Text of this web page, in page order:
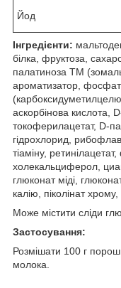
Йод
Інгредієнти:
білка, фруктоза,
палатиноза TM
ароматизатор, фосфат
аскорбінова кислота,
токоферилацетат, D-
гідрохлорид,
тіаміну,
холекальциферол,
глюконат міді,
калію, піколінат
Може містити сліди
Застосування:
Розмішати 100 г
молока.